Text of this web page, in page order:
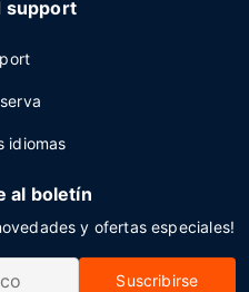
support
idiomas
al boletín
y ofertas especiales!
Suscribirse